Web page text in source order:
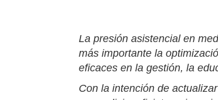
La presión asistencial en
más importante la
eficaces en la gestión, la
Con la intención de